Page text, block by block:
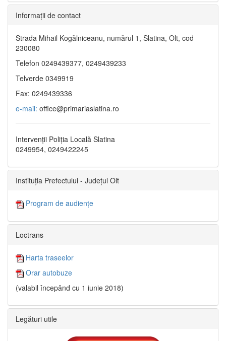
Informaţii de contact
Strada Mihail Kogălniceanu, numărul 1, Slatina, Olt, cod
230080
Telefon 0249439377, 0249439233
Telverde 0349919
Fax: 0249439336
e-mail: office@primariaslatina.ro
Intervenții Poliția Locală Slatina
0249954, 0249422245
Instituția Prefectului - Județul Olt
Program de audiențe
Loctrans
Harta traseelor
Orar autobuze
(valabil începând cu 1 iunie 2018)
Legături utile